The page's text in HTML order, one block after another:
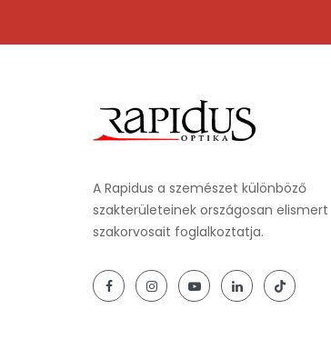
A Rapidus a szemészet különböző
szakterületeinek országosan elismert
szakorvosait foglalkoztatja.